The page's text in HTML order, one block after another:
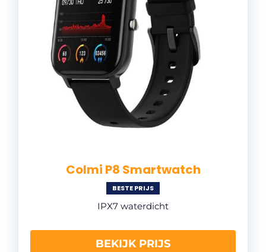
Colmi P8 Smartwatch
BESTE PRIJS
IPX7 waterdicht
BEKIJK PRIJS